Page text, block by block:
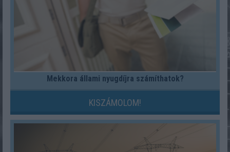
Mekkora állami nyugdíjra számíthatok?
KISZÁMOLOM!